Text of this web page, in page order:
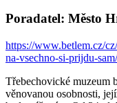
Poradatel: Město
https://www.betlem.cz/
na-vsechno-si-prijdu-sam/
Třebechovické muzeum
věnovanou osobnosti,